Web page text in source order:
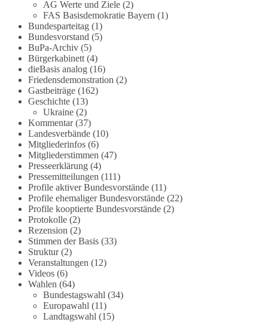
Teilnehmer des Politischen Frühschoppens der
AG Strategische Impulse am 19. Juli 2026.
Referent Frank Bothmann stellte die These auf,
dass die derzeit in Teilen der Umweltbewegung
diskutierten „Grundrechte der Natur“ weit über
klassischen Naturschutz hinausreichen und
grundlegende Fragen zum Menschenbild, zum
Rechtsstaat und zur Demokratie aufwerfen. [...]
👉 Hier weiterlesen:https://diebasis-
partei.de/2026/07/grundrechte-der-natur-ein-
angriff-auf-das-grundgesetz/
🟩🟩🟦🟦🟥🟥🟧🟧
Es ging weniger um fertige Antworten als um eine
Debatte darüber, wie Freiheit, Verantwortung,
Naturschutz und Grundrechte in einer
demokratischen Gesellschaft künftig miteinander
in Einklang gebracht werden können.
#dieBasis #natur #grundrechte
#demokratie
AG Werte und Ziele(2)
FAS Basisdemokratie Bayern (1)
Bundesparteitag(1)
Bundesvorstand (5)
BuPa-Archiv(5)
Bürgerkabinett(4)
dieBasis analog(16)
Friedensdemonstration (2)
Gastbeiträge(162)
Geschichte(13)
Ukraine(2)
Kommentar(37)
Landesverbände(10)
Mitgliederinfos(6)
Mitgliederstimmen (47)
Presseerklärung(4)
Pressemitteilungen (111)
Profile aktiver Bundesvorstände(11)
Profile ehemaliger Bundesvorstände(22)
Profile kooptierte Bundesvorstände(2)
Protokolle(2)
Rezension (2)
Stimmen der Basis(33)
Struktur(2)
Veranstaltungen (12)
Videos(6)
Wahlen (64)
Bundestagswahl (34)
Europawahl (11)
Landtagswahl (15)